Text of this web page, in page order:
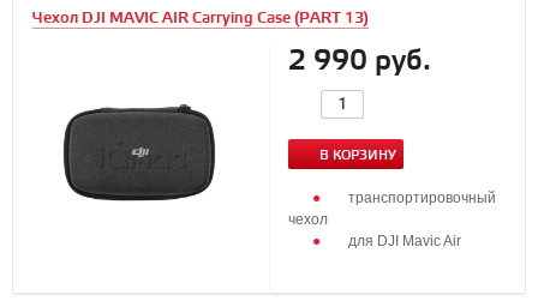
Чехол DJI MAVIC AIR Carrying Case (PART 13)
2 990 руб.
В КОРЗИНУ
транспортировочный
чехол
для DJI Mavic Air